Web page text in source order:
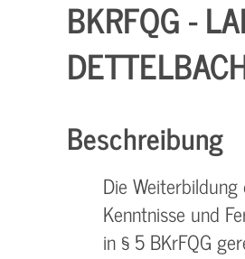
BKRFQG -
Beschreibung
Die
Kenntnisse und
in § 5 BKrFQG